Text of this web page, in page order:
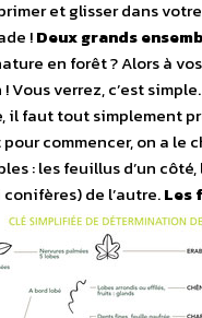
et glisser dans
!Deux grands
en forêt ? Alors à
verrez, c’est
il faut tout simplement
commencer, on a le
: les feuillus d’un
de l’autre.Les